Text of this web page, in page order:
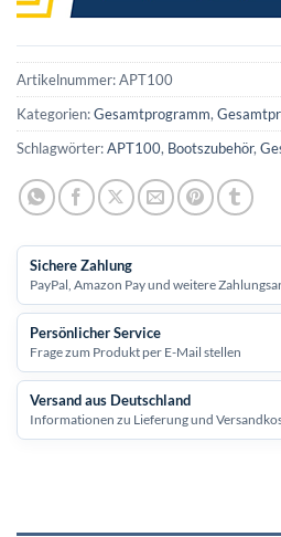
Artikelnummer:APT100
Kategorien:Gesamtprogramm,
Schlagwörter:APT100, Bootszubehör,
Sichere Zahlung
PayPal, Amazon Pay und weitere
Persönlicher Service
Frage zum Produkt per E-Mail stellen
Versand aus Deutschland
Informationen zu Lieferung und